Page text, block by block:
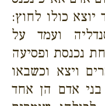
כולו לחוץ:
ועמד על
נכנסת ופסיעה
ויצא וכשבאו
בני אדם הן אחד